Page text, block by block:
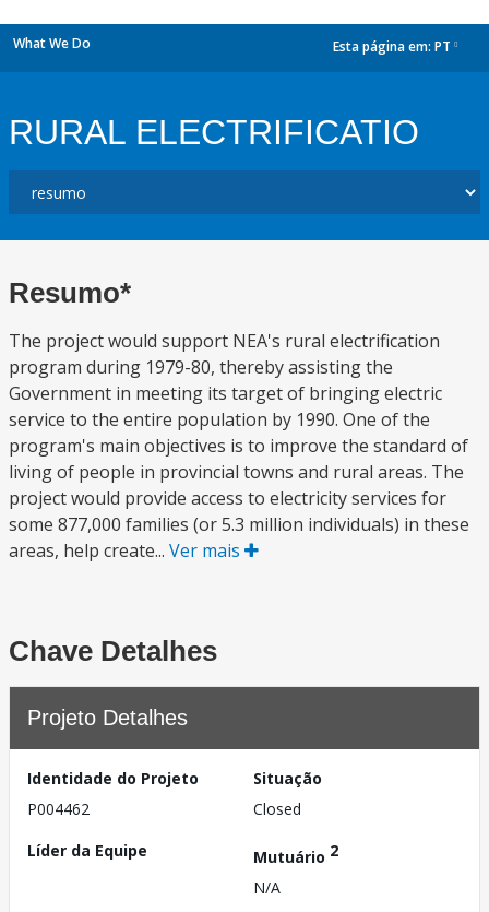
What We Do Esta página em: PT
RURAL ELECTRIFICATIO
Resumo*
The project would support NEA's rural electrification
program during 1979-80, thereby assisting the
Government in meeting its target of bringing electric
service to the entire population by 1990. One of the
program's main objectives is to improve the standard of
living of people in provincial towns and rural areas. The
project would provide access to electricity services for
some 877,000 families (or 5.3 million individuals) in these
areas, help create... Ver mais
Chave Detalhes
Projeto Detalhes
Identidade do Projeto
P004462
Situação
Closed
Líder da Equipe
Mutuário 2
N/A